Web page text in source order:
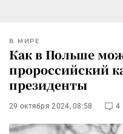
В МИРЕ
Как в Польше
пророссийский
президенты
29 октября 2024, 08:58 4